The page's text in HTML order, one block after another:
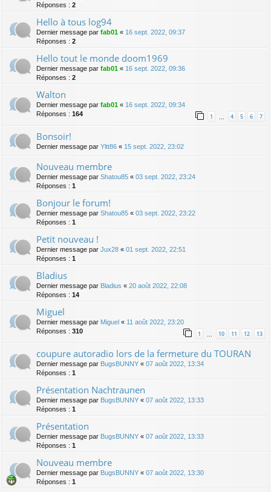
Réponses : 2
Hello à tous log94
Dernier message par fab01 « 16 sept. 2022, 09:37
Réponses : 2
Hello tout le monde doom1969
Dernier message par fab01 « 16 sept. 2022, 09:36
Réponses : 2
Walton
Dernier message par fab01 « 16 sept. 2022, 09:34
Réponses : 164 1 … 4 5 6 7
Bonsoir!
Dernier message par Yltt86 « 15 sept. 2022, 23:02
Nouveau membre
Dernier message par Shatou85 « 03 sept. 2022, 23:24
Réponses : 1
Bonjour le forum!
Dernier message par Shatou85 « 03 sept. 2022, 23:22
Réponses : 1
Petit nouveau !
Dernier message par Jux28 « 01 sept. 2022, 22:51
Réponses : 1
Bladius
Dernier message par Bladius « 20 août 2022, 22:08
Réponses : 14
Miguel
Dernier message par Miguel « 11 août 2022, 23:20
Réponses : 310 1 … 10 11 12 13
coupure autoradio lors de la fermeture du TOURAN
Dernier message par BugsBUNNY « 07 août 2022, 13:34
Réponses : 1
Présentation Nachtraunen
Dernier message par BugsBUNNY « 07 août 2022, 13:33
Réponses : 1
Présentation
Dernier message par BugsBUNNY « 07 août 2022, 13:33
Réponses : 1
Nouveau membre
Dernier message par BugsBUNNY « 07 août 2022, 13:30
Réponses : 1